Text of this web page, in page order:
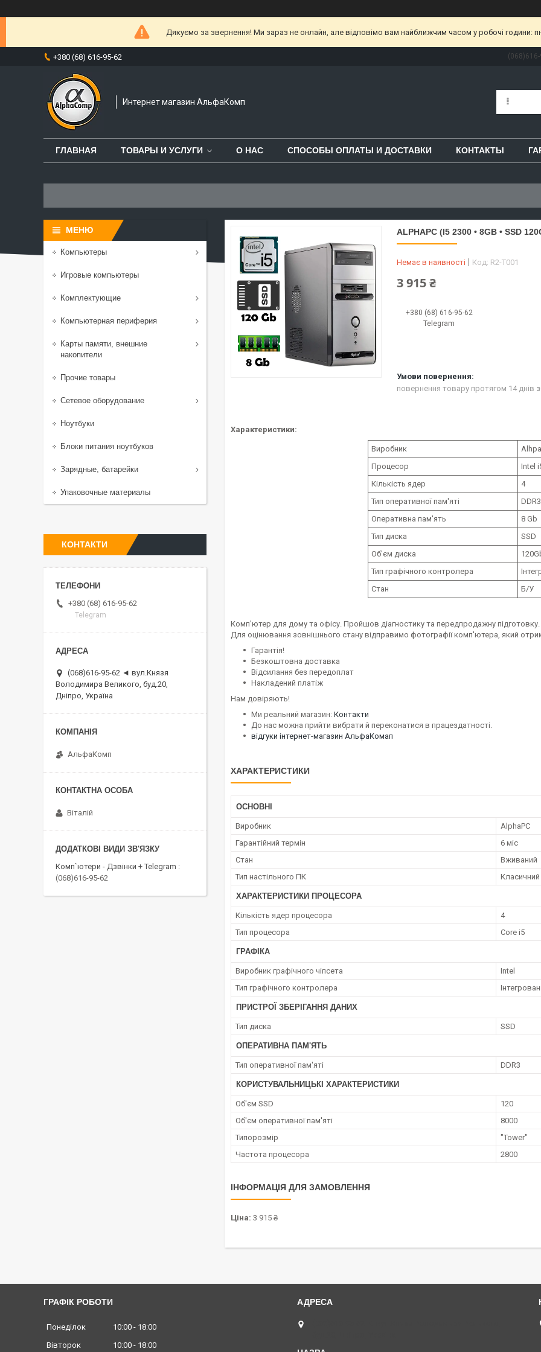
Дякуємо за звернення! Ми зараз не онлайн, але відповімо вам найближчим часом у робочі години:
+380 (68) 616-95-62
Интернет магазин АльфаКомп
ГЛАВНАЯ ТОВАРЫ И УСЛУГИ О НАС СПОСОБЫ ОПЛАТЫ И ДОСТАВКИ КОНТАКТЫ
ALPHAPC (I5 2300 • 8GB • SSD
Немає в наявності Код: R2-T001
3 915 ₴
+380 (68) 616-95-62
Telegram
повернення товару протягом 14 днів
Характеристики:
Виробник
Процесор
Intel
Кількість ядер
4
Тип оперативної пам'яті
DDR3
Оперативна пам'ять
8 Gb
Тип диска
SSD
Об'єм диска
Тип графічного контролера
Стан
Б/У
Комп'ютер для дому та офісу. Пройшов діагностику та передпродажну
Для оцінювання зовнішнього стану відправимо фотографії комп'ютера, який
Гарантія!
Безкоштовна доставка
Відсилання без передоплат
Накладений платіж
Нам довіряють!
Ми реальний магазин: Контакти
До нас можна прийти вибрати й переконатися в працездатності.
відгуки інтернет-магазин АльфаКомап
ХАРАКТЕРИСТИКИ
ОСНОВНІ
Виробник
AlphaPC
Гарантійний термін
6 міс
Стан
Вживаний
Тип настільного ПК
ХАРАКТЕРИСТИКИ ПРОЦЕСОРА
Кількість ядер процесора
4
Тип процесора
Core i5
ГРАФІКА
Виробник графічного чіпсета
Intel
Тип графічного контролера
ПРИСТРОЇ ЗБЕРІГАННЯ ДАНИХ
Тип диска SSD
ОПЕРАТИВНА ПАМ'ЯТЬ
Тип оперативної пам'яті DDR3
КОРИСТУВАЛЬНИЦЬКІ ХАРАКТЕРИСТИКИ
Об'єм SSD
120
Об'єм оперативної пам'яті
8000
Типорозмір
"Tower"
Частота процесора
2800
ІНФОРМАЦІЯ ДЛЯ ЗАМОВЛЕННЯ
Ціна: 3 915 ₴
Компьютеры
Игровые компьютеры
Комплектующие
Компьютерная периферия
Карты памяти, внешние
накопители
Прочие товары
Сетевое оборудование
Ноутбуки
Блоки питания ноутбуков
Зарядные, батарейки
Упаковочные материалы
КОНТАКТИ
+380 (68) 616-95-62
Telegram
(068)616-95-62 ◄ вул.Князя
Володимира Великого, буд.20,
Дніпро, Україна
АльфаКомп
Віталій
Комп`ютери - Дзвінки + Telegram
(068)616-95-62
ГРАФІК РОБОТИ
Понеділок 10:00
18:00
Вівторок
10:00 18:00